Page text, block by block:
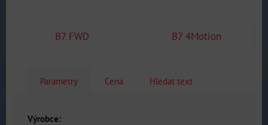
B7 FWD B7 4Motion
Parametry Cena Hledat text
Výrobce: